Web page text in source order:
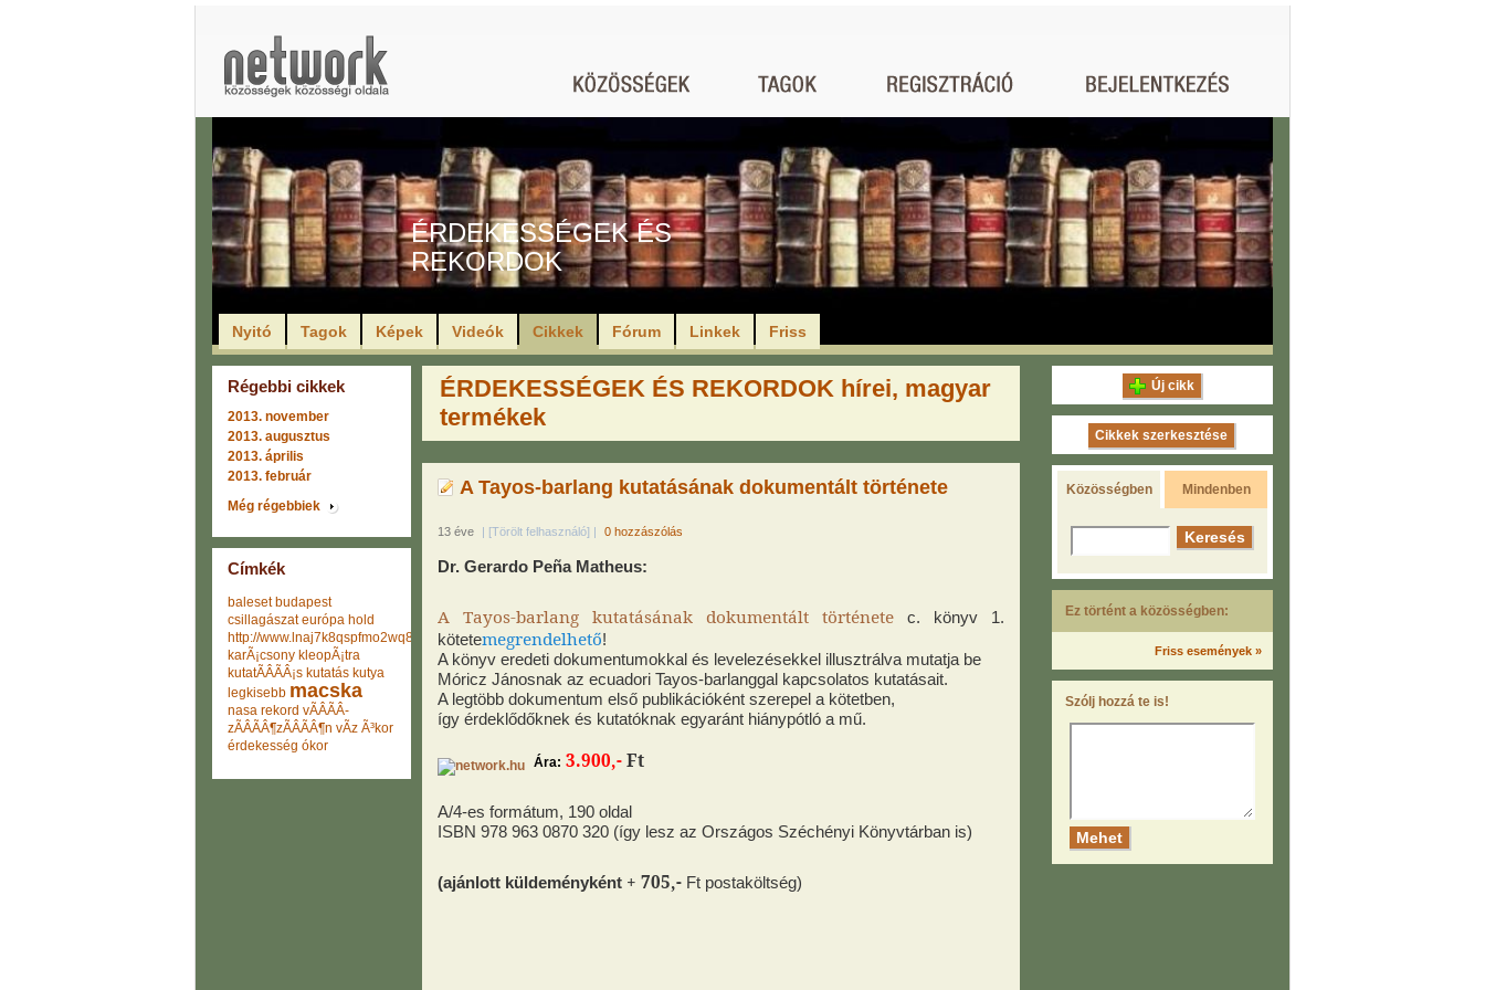
ÉRDEKESSÉGEK ÉS
REKORDOK
Nyitó Tagok Képek Videók Cikkek Fórum Linkek Friss
Régebbi cikkek
2013. november
2013. augusztus
2013. április
2013. február
Még régebbiek
Címkék
baleset budapest
csillagászat európa hold
http://www.lnaj7k8qspfmo2wq8go.com
karÃ¡csony kleopÃ¡tra
kutatÃÂÃÂ¡s kutatás kutya
legkisebb macska
nasa rekord vÃÂÃÂ­
zÃÂÃÂ¶zÃÂÃÂ¶n vÃ­z Ã³kor
érdekesség ókor
ÉRDEKESSÉGEK ÉS REKORDOK hírei, magyar
termékek
A Tayos-barlang kutatásának dokumentált története
13 éve | [Törölt felhasználó] | 0 hozzászólás
Dr. Gerardo Peña Matheus:
A Tayos-barlang kutatásának dokumentált története
c. könyv 1.
kötetemegrendelhető!
A könyv eredeti dokumentumokkal és levelezésekkel illusztrálva mutatja be
Móricz Jánosnak az ecuadori Tayos-barlanggal kapcsolatos kutatásait.
A legtöbb dokumentum első publikációként szerepel a kötetben,
így érdeklődőknek és kutatóknak egyaránt hiánypótló a mű.
Ára: 3.900,- Ft
A/4-es formátum, 190 oldal
ISBN 978 963 0870 320 (így lesz az Országos Széchényi Könyvtárban is)
(ajánlott küldeményként + 705,- Ft postaköltség)
Új cikk
Cikkek szerkesztése
Közösségben Mindenben
Ez történt a közösségben:
Friss események »
Szólj hozzá te is!